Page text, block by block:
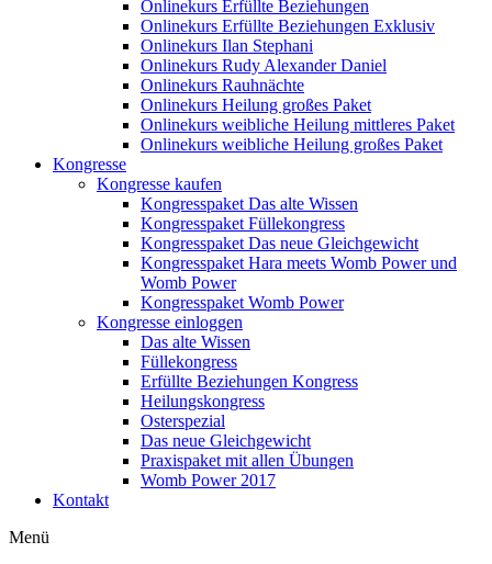
Onlinekurs Erfüllte Beziehungen
Onlinekurs Erfüllte Beziehungen Exklusiv
Onlinekurs Ilan Stephani
Onlinekurs Rudy Alexander Daniel
Onlinekurs Rauhnächte
Onlinekurs Heilung großes Paket
Onlinekurs weibliche Heilung mittleres Paket
Onlinekurs weibliche Heilung großes Paket
Kongresse
Kongresse kaufen
Kongresspaket Das alte Wissen
Kongresspaket Füllekongress
Kongresspaket Das neue Gleichgewicht
Kongresspaket Hara meets Womb Power und
Womb Power
Kongresspaket Womb Power
Kongresse einloggen
Das alte Wissen
Füllekongress
Erfüllte Beziehungen Kongress
Heilungskongress
Osterspezial
Das neue Gleichgewicht
Praxispaket mit allen Übungen
Womb Power 2017
Kontakt
Menü